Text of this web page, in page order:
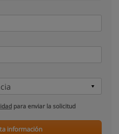
para enviar la solicitud
información